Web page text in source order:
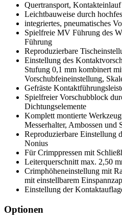
Quertransport,
Leichtbauweise durch
integriertes, pneumatisches
Spielfreie MV Führung des
Führung
Reproduzierbare
Einstellung des
Stufung 0,1 mm kombinert
Vorschubfeineinstellung,
Gefräste
Spielfreier Vorschubblock
Dichtungselemente
Komplett montierte
Messerhalter, Ambossen und
Reproduzierbare Einstellung
Nonius
Für Crimppressen mit
Leiterquerschnitt max. 2,50
Crimphöheneinstellung mit
mit einstellbarem
Einstellung der
Optionen